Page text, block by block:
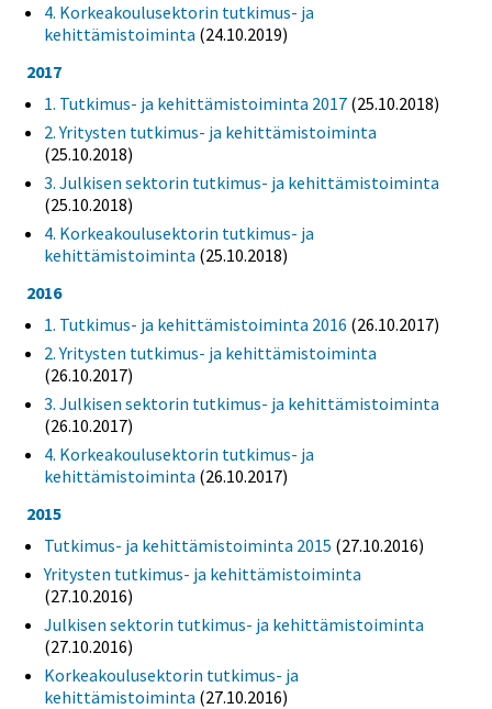
4. Korkeakoulusektorin tutkimus- ja
kehittämistoiminta (24.10.2019)
2017
1. Tutkimus- ja kehittämistoiminta 2017 (25.10.2018)
2. Yritysten tutkimus- ja kehittämistoiminta
(25.10.2018)
3. Julkisen sektorin tutkimus- ja kehittämistoiminta
(25.10.2018)
4. Korkeakoulusektorin tutkimus- ja
kehittämistoiminta (25.10.2018)
2016
1. Tutkimus- ja kehittämistoiminta 2016 (26.10.2017)
2. Yritysten tutkimus- ja kehittämistoiminta
(26.10.2017)
3. Julkisen sektorin tutkimus- ja kehittämistoiminta
(26.10.2017)
4. Korkeakoulusektorin tutkimus- ja
kehittämistoiminta (26.10.2017)
2015
Tutkimus- ja kehittämistoiminta 2015 (27.10.2016)
Yritysten tutkimus- ja kehittämistoiminta
(27.10.2016)
Julkisen sektorin tutkimus- ja kehittämistoiminta
(27.10.2016)
Korkeakoulusektorin tutkimus- ja
kehittämistoiminta (27.10.2016)